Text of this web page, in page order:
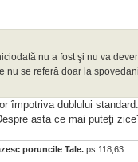
nu a fost şi nu va
nu se referă doar la
împotriva dublului
asta ce mai puteţi
poruncile Tale. ps.118,63